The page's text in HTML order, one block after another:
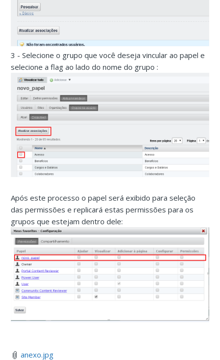
3 - Selecione o grupo que você deseja vincular ao papel e
selecione a flag ao lado do nome do grupo :
Após este processo o papel será exibido para seleção
das permissões e replicará estas permissões para os
grupos que estejam dentro dele:
anexo.jpg